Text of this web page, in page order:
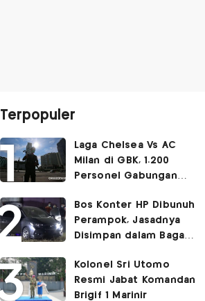
Terpopuler
Laga Chelsea Vs AC
Milan di GBK, 1.200
Personel Gabungan
Bos Konter HP Dibunuh
Perampok, Jasadnya
Disimpan dalam Bagasi
Kolonel Sri Utomo
Resmi Jabat Komandan
Brigif 1 Marinir